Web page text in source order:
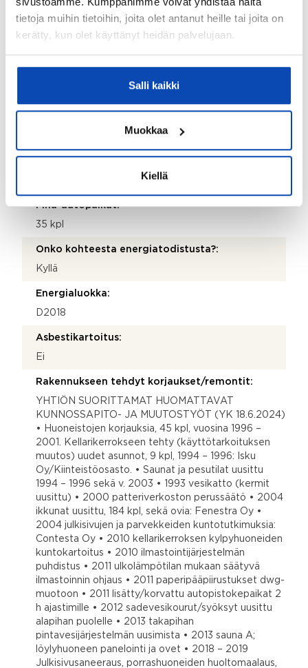
tietoja muihin tietoihin, joita olet antanut heille tai joita on
kerätty, kun olet käyttänyt heidän palvelujaan.
Salli kaikki
Muokkaa
Kiellä
Lämmitysjärjestelmä:
Kaukolämpö
Taloyhtiössä sauna:
Taloyhtiössä on:
väestönsuoja ja kaapeli-tv
Piha-autopaikat:
35 kpl
Onko kohteesta energiatodistusta?:
Kyllä
Energialuokka:
D2018
Asbestikartoitus:
Ei
Rakennukseen tehdyt korjaukset/remontit:
YHTIÖN SUORITTAMAT HUOMATTAVAT
KUNNOSSAPITO- JA MUUTOSTYÖT (YK 18.6.2024)
• Huoneistojen korjauksia, 45 kpl, vuosina 1996 –
2001. Kellarikerrokseen tehty (käyttötarkoituksen
muutos) uudet asunnot, 9 kpl, 1994 – 1996: Isku
Oy/Kiinteistöosasto. • Saunat ja pesutilat uusittu
1994 – 1996 sekä v. 2003 • 1993 vesikatto (kermit
uusittu) • 2000 patteriverkoston perussäätö • 2004
ikkunat uusittu, 184 kpl, sekä ovia: Fenestra Oy •
2004 julkisivujen ja parvekkeiden kuntotutkimuksia:
Contesta Oy • 2010 kellarikerroksen kylpyhuoneiden
kuntokartoitus • 2010 ilmastointijärjestelmän
puhdistus • 2011 ulkolämpötilan mukaan säätyvä
ilmastoinnin ohjaus • 2011 paperipääpiirustukset dwg-
muotoon • 2011 lisätty/korvattu autopistokepaikat 2
h ajastimille • 2012 sadevesikourut/syöksyt uusittu
alapihan puolelle • 2013 takapihan
pintavesijärjestelmän uusimista • 2013 sauna A;
löylyhuoneen panelointi ja ovet • 2018 – 2019
Julkisivusaneeraus, porrashuoneiden huoltomaalaus,